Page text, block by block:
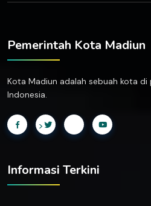
Pemerintah Kota Madiun
Kota Madiun adalah sebuah kota di
Indonesia.
>
Informasi Terkini